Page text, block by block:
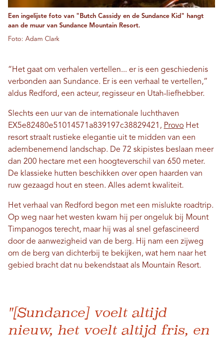
Een ingelijste foto van "Butch Cassidy en de Sundance Kid" hangt
aan de muur van Sundance Mountain Resort.
Foto: Adam Clark
“Het gaat om verhalen vertellen... er is een geschiedenis
verbonden aan Sundance. Er is een verhaal te vertellen,”
aldus Redford, een acteur, regisseur en Utah-liefhebber.
Slechts een uur van de internationale luchthaven
EX5e82480e51014571a839197c38829421, Provo Het
resort straalt rustieke elegantie uit te midden van een
adembenemend landschap. De 72 skipistes beslaan meer
dan 200 hectare met een hoogteverschil van 650 meter.
De klassieke hutten beschikken over open haarden van
ruw gezaagd hout en steen. Alles ademt kwaliteit.
Het verhaal van Redford begon met een mislukte roadtrip.
Op weg naar het westen kwam hij per ongeluk bij Mount
Timpanogos terecht, maar hij was al snel gefascineerd
door de aanwezigheid van de berg. Hij nam een ​​zijweg
om de berg van dichterbij te bekijken, wat hem naar het
gebied bracht dat nu bekendstaat als Mountain Resort.
"[Sundance] voelt altijd
nieuw, het voelt altijd fris, en